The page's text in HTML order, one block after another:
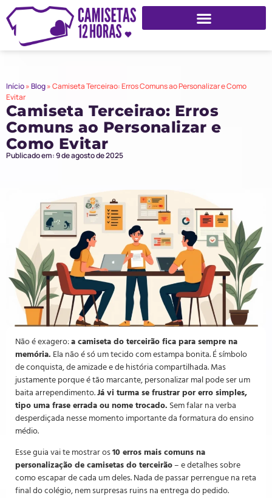
Início»Blog»Camiseta Terceirao: Erros Comuns ao Personalizar e Como
Evitar
Camiseta Terceirao: Erros
Comuns ao Personalizar e
Como Evitar
Publicado em: 9 de agosto de 2025
Não é exagero:a camiseta do terceirão fica para sempre na
memória. Ela não é só um tecido com estampa bonita. É símbolo
de conquista, de amizade e de história compartilhada. Mas
justamente porque é tão marcante, personalizar mal pode ser um
baita arrependimento.Já vi turma se frustrar por erro simples,
tipo uma frase errada ou nome trocado. Sem falar na verba
desperdiçada nesse momento importante da formatura do ensino
médio.
Esse guia vai te mostrar os10 erros mais comuns na
personalização de camisetas do terceirão– e detalhes sobre
como escapar de cada um deles. Nada de passar perrengue na reta
final do colégio, nem surpresas ruins na entrega do pedido.